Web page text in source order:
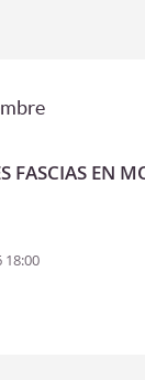
FASCIAS EN
18:00